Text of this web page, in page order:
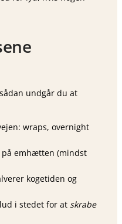
undgår du at
wraps, overnight
emhætten (mindst
kogetiden og
i stedet for at skrabe